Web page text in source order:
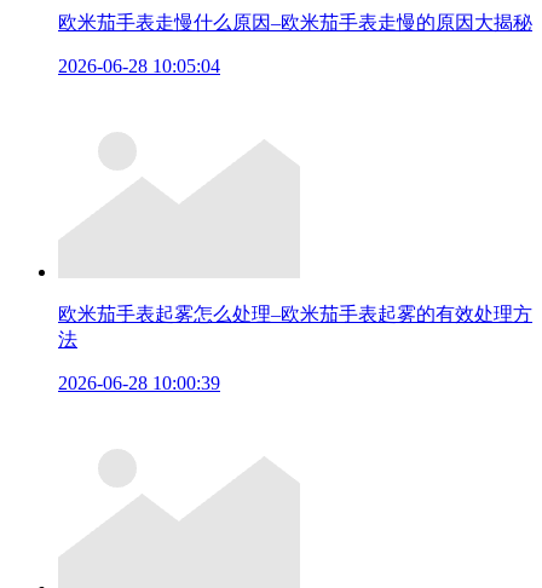
欧米茄手表走慢什么原因–欧米茄手表走慢的原因大揭秘
2026-06-28 10:05:04
欧米茄手表起雾怎么处理–欧米茄手表起雾的有效处理方
法
2026-06-28 10:00:39